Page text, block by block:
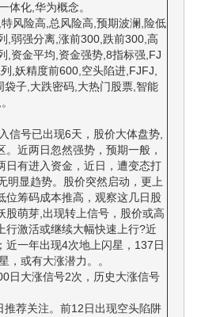
体化,华为概念。
风险高,总风险高,预期波澜,险低
,弱强分离,涨前300,跌前300,高
,资金平均,资金强势,8指标强,FJ
,妖精度前600,空头陷进,FJFJ,
袋子,大跌密码,大热门股票,智能
信号已出现6天，股价大体盘势,
。近两日忽然强势，预期一般，
日有进入资金，近日，遭变态打
明显趋势。股价突然启动，更上
位筹码成本推高，观察这几日股
股萌芽,出现转上信号，股价或高
行激活或继续大幅快速上行?近
近一年出现4次地上闪星，137日
，或有大涨潜力。。
日大涨信号2次，历史大涨信号
荐关注。前12日出现空头陷阱